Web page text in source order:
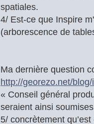
spatiales.
4/ Est-ce que Inspire
(arborescence de
Ma dernière question
http://georezo.net/
« Conseil général
seraient ainsi
5/ concrètement